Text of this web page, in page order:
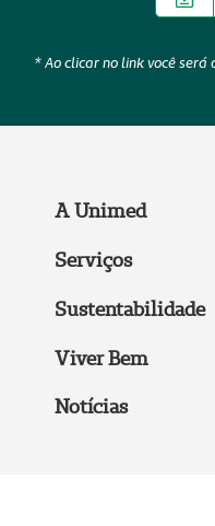
* Ao clicar no link você
A Unimed
Serviços
Sustentabilidade
Viver Bem
Notícias